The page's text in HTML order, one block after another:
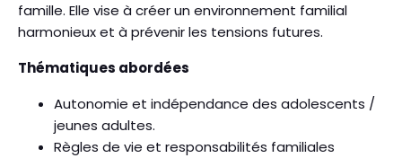
famille. Elle vise à créer un environnement familial
harmonieux et à prévenir les tensions futures.
Thématiques abordées
Autonomie et indépendance des adolescents /
jeunes adultes.
Règles de vie et responsabilités familiales